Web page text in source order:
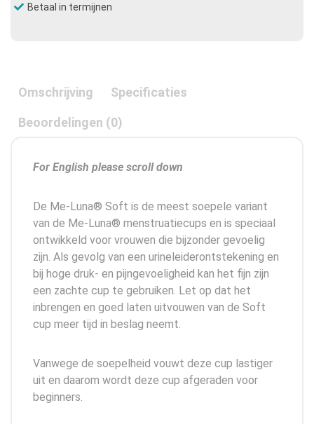
Betaal in termijnen
Omschrijving Specificaties
Beoordelingen (0)
For English please scroll down
De Me-Luna® Soft is de meest soepele variant
van de Me-Luna® menstruatiecups en is speciaal
ontwikkeld voor vrouwen die bijzonder gevoelig
zijn. Als gevolg van een urineleiderontstekening en
bij hoge druk- en pijngevoeligheid kan het fijn zijn
een zachte cup te gebruiken. Let op dat het
inbrengen en goed laten uitvouwen van de Soft
cup meer tijd in beslag neemt.
Vanwege de soepelheid vouwt deze cup lastiger
uit en daarom wordt deze cup afgeraden voor
beginners.